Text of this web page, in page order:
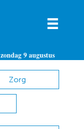
zondag 9 augustus
Zorg